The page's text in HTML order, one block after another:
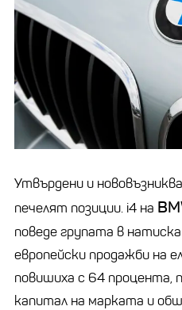
Утвърдени и
печелят позиции. i4 на
поведе групата в
европейски продажби на
повишиха с 64 процента,
капитал на марката и